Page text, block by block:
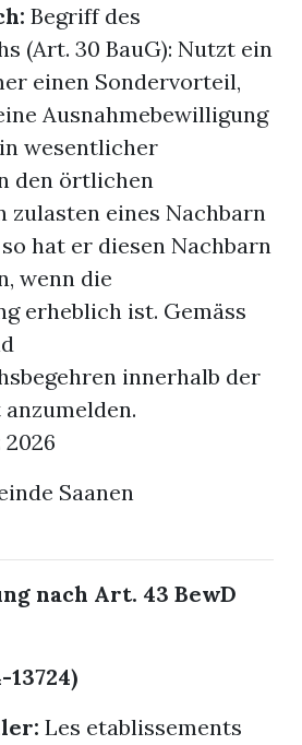
Begriff des
(Art. 30 BauG): Nutzt ein
einen Sondervorteil,
Ausnahmebewilligung
wesentlicher
den örtlichen
zulasten eines Nachbarn
hat er diesen Nachbarn
wenn die
erheblich ist. Gemäss
innerhalb der
2026
Saanen
nach Art. 43 BewD
13724)
Les etablissements